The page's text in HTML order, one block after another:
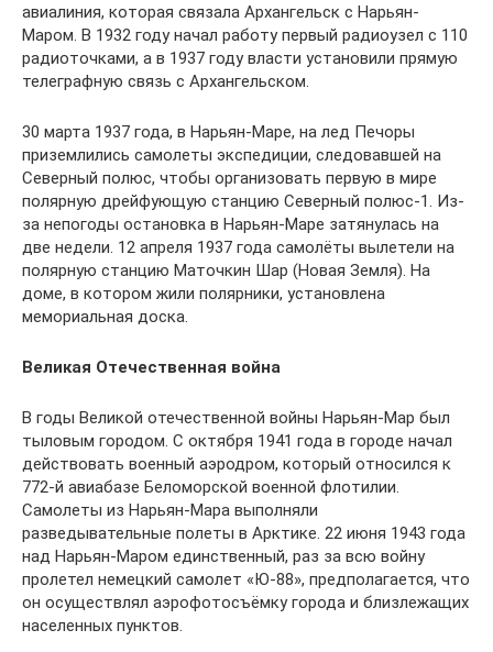
авиалиния, которая связала Архангельск с Нарьян-
Маром. В 1932 году начал работу первый радиоузел с 110
радиоточками, а в 1937 году власти установили прямую
телеграфную связь с Архангельском.
30 марта 1937 года, в Нарьян-Маре, на лед Печоры
приземлились самолеты экспедиции, следовавшей на
Северный полюс, чтобы организовать первую в мире
полярную дрейфующую станцию Северный полюс-1. Из-
за непогоды остановка в Нарьян-Маре затянулась на
две недели. 12 апреля 1937 года самолёты вылетели на
полярную станцию Маточкин Шар (Новая Земля). На
доме, в котором жили полярники, установлена
мемориальная доска.
Великая Отечественная война
В годы Великой отечественной войны Нарьян-Мар был
тыловым городом. С октября 1941 года в городе начал
действовать военный аэродром, который относился к
772-й авиабазе Беломорской военной флотилии.
Самолеты из Нарьян-Мара выполняли
разведывательные полеты в Арктике. 22 июня 1943 года
над Нарьян-Маром единственный, раз за всю войну
пролетел немецкий самолет «Ю-88», предполагается, что
он осуществлял аэрофотосъёмку города и близлежащих
населенных пунктов.